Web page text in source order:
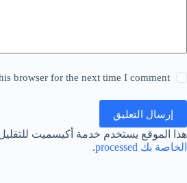
browser for the next time I comment.
إرسال التعليق
هذا الموقع يستخدم خدمة أكيسميت
الخاصة بك processed
.